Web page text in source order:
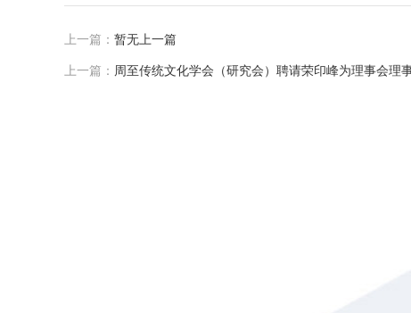
上一篇： 暂无上一篇
上一篇： 周至传统文化学会（研究会）聘请荣印峰为理事会理